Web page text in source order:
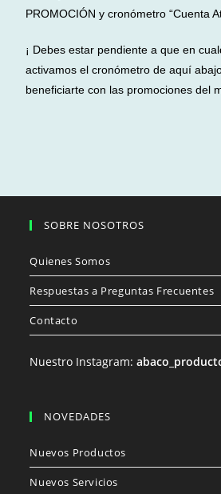
PROMOCIÓN y cronómetro “Cuenta
¡ Debes estar pendiente a que en
activamos el cronómetro de aquí
beneficiarte con las promociones del
SOBRE NOSOTROS
Quienes Somos
Respuestas a Preguntas Frecuentes
Contacto
Nuestro Instagram:
NOVEDADES
Nuevos Productos
Nuevos Servicios